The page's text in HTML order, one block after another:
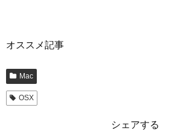
オススメ記事
Mac
OSX
シェアする